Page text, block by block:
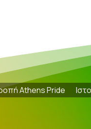
Athens Pride